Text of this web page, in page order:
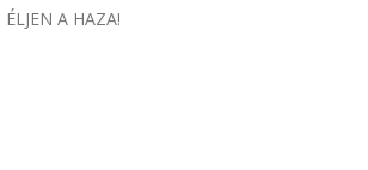
A HAZA!
A HAZA!